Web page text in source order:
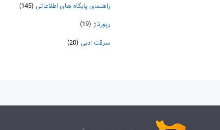
راهنمای پایگاه های اطلاعاتی (145)
رپورتاژ (19)
سرقت ادبی (20)